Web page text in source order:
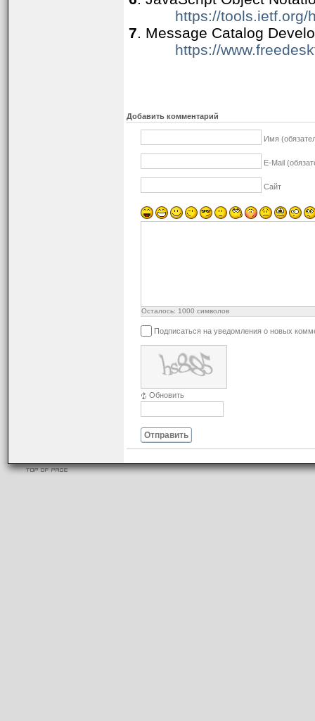
https://tools.ietf.org/
7. Message Catalog
https://
Добавить комментарий
Имя
E-Mail
Сайт
Осталось: 1000 символов
Подписаться на уведомления о новых
Обновить
Отправить